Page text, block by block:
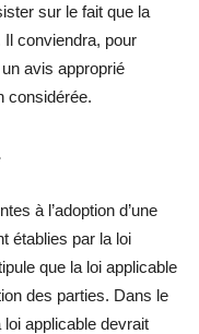
sur le fait que la
conviendra, pour
avis approprié
considérée.
à l’adoption d’une
établies par la loi
que la loi applicable
des parties. Dans le
loi applicable devrait